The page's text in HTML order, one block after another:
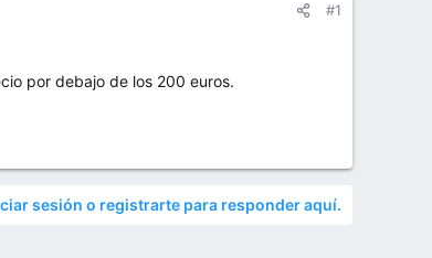
#1
por debajo de los 200 euros.
sesión o registrarte para responder aquí.